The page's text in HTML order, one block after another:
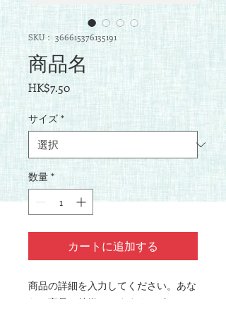
SKU： 366615376135191
商品名
HK$7.50価
サイズ *
数量 *
カートに追加する
商品の詳細を入力してください。あな
たの商品の特徴やおすすめのポイント